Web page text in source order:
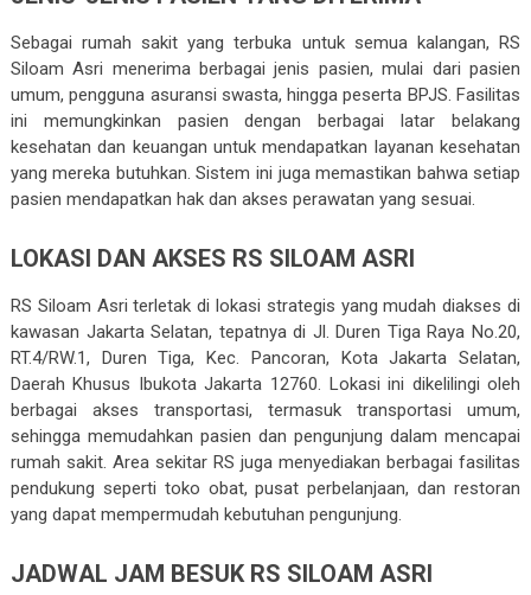
Sebagai rumah sakit yang terbuka untuk semua kalangan, RS
Siloam Asri menerima berbagai jenis pasien, mulai dari pasien
umum, pengguna asuransi swasta, hingga peserta BPJS. Fasilitas
ini memungkinkan pasien dengan berbagai latar belakang
kesehatan dan keuangan untuk mendapatkan layanan kesehatan
yang mereka butuhkan. Sistem ini juga memastikan bahwa setiap
pasien mendapatkan hak dan akses perawatan yang sesuai.
LOKASI DAN AKSES RS SILOAM ASRI
RS Siloam Asri terletak di lokasi strategis yang mudah diakses di
kawasan Jakarta Selatan, tepatnya di Jl. Duren Tiga Raya No.20,
RT.4/RW.1, Duren Tiga, Kec. Pancoran, Kota Jakarta Selatan,
Daerah Khusus Ibukota Jakarta 12760. Lokasi ini dikelilingi oleh
berbagai akses transportasi, termasuk transportasi umum,
sehingga memudahkan pasien dan pengunjung dalam mencapai
rumah sakit. Area sekitar RS juga menyediakan berbagai fasilitas
pendukung seperti toko obat, pusat perbelanjaan, dan restoran
yang dapat mempermudah kebutuhan pengunjung.
JADWAL JAM BESUK RS SILOAM ASRI